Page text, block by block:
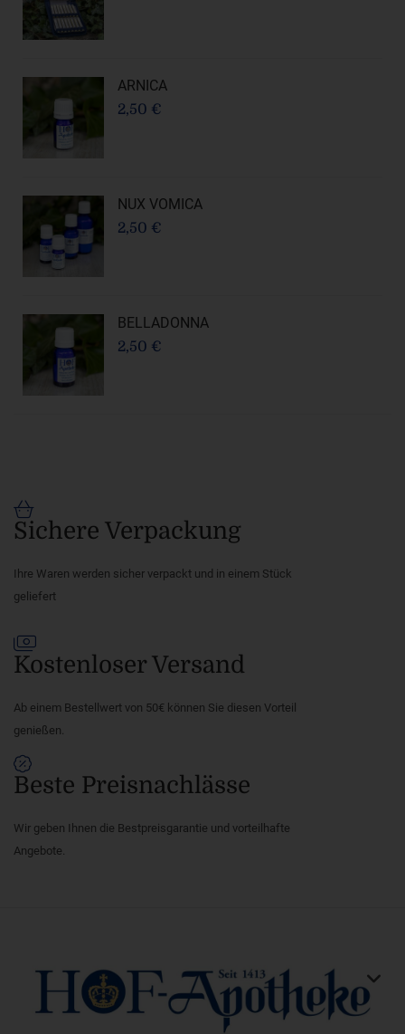
ARNICA
2,50 €
NUX VOMICA
2,50 €
BELLADONNA
2,50 €
Sichere Verpackung
Ihre Waren werden sicher verpackt und in einem Stück
geliefert
Kostenloser Versand
Ab einem Bestellwert von 50€ können Sie diesen Vorteil
genießen.
Beste Preisnachlässe
Wir geben Ihnen die Bestpreisgarantie und vorteilhafte
Angebote.